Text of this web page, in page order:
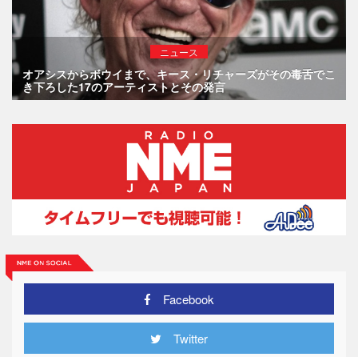
ニュース
オアシスからボウイまで、キース・リチャーズがその毒舌でこ
き下ろした17のアーティストとその発言
Facebook
Twitter